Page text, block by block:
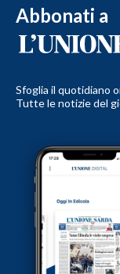
Abbonati a
Sfoglia il quotidiano
Tutte le notizie del